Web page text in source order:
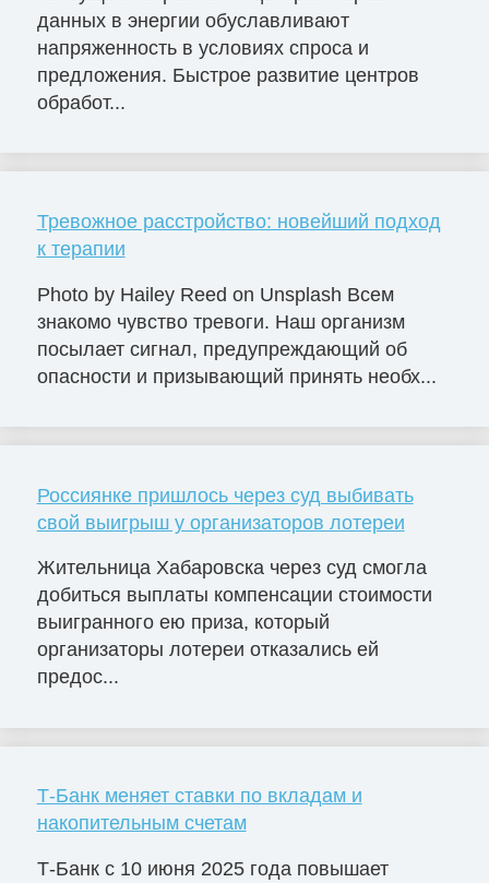
данных в энергии обуславливают
напряженность в условиях спроса и
предложения. Быстрое развитие центров
обработ...
Тревожное расстройство: новейший подход
к терапии
Photo by Hailey Reed on Unsplash Всем
знакомо чувство тревоги. Наш организм
посылает сигнал, предупреждающий об
опасности и призывающий принять необх...
Россиянке пришлось через суд выбивать
свой выигрыш у организаторов лотереи
Жительница Хабаровска через суд смогла
добиться выплаты компенсации стоимости
выигранного ею приза, который
организаторы лотереи отказались ей
предос...
Т-Банк меняет ставки по вкладам и
накопительным счетам
Т-Банк с 10 июня 2025 года повышает